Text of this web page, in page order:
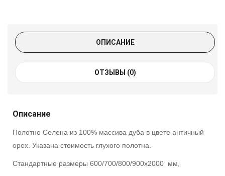
ОПИСАНИЕ
ОТЗЫВЫ (0)
Описание
Полотно Селена из 100% массива дуба в цвете античный
орех. Указана стоимость глухого полотна.
Стандартные размеры 600/700/800/900х2000 мм,